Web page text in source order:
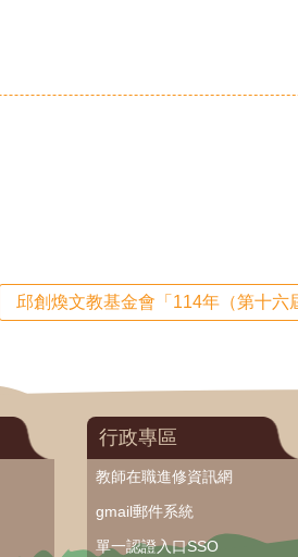
邱創煥文教基金會「114年（第十六
行政專區
教師在職進修資訊網
gmail郵件系統
單一認證入口SSO